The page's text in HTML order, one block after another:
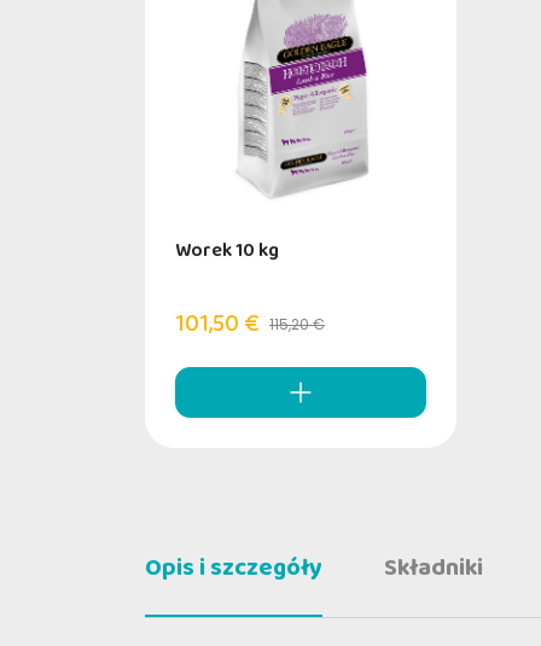
Worek 10 kg
101,50 € 115,20 €
Opis i szczegóły Składniki